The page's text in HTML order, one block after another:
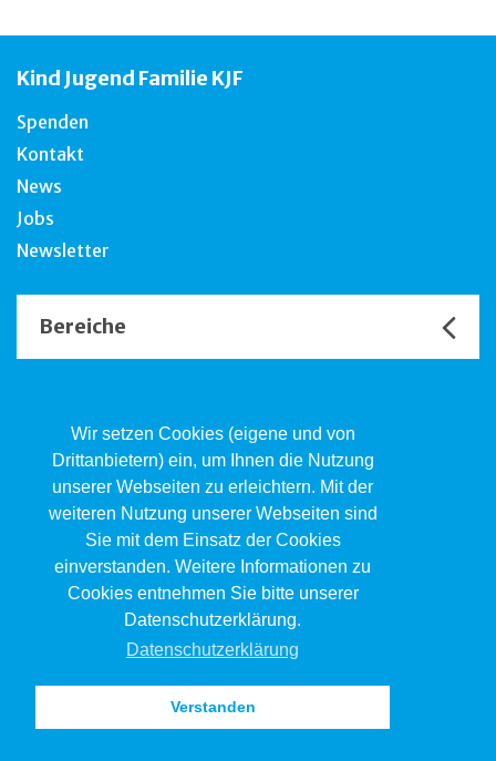
Wir setzen Cookies (eigene und von
Drittanbietern) ein, um Ihnen die Nutzung
unserer Webseiten zu erleichtern. Mit der
weiteren Nutzung unserer Webseiten sind
Sie mit dem Einsatz der Cookies
einverstanden. Weitere Informationen zu
Cookies entnehmen Sie bitte unserer
Datenschutzerklärung.
Datenschutzerklärung
Verstanden
Kind Jugend Familie KJF
Spenden
Kontakt
News
Jobs
Newsletter
Bereiche
Kind.Jugend.Familie KJF
Poststrasse 2, Postfach, 4410 Liestal
061 551 17 77
kjf@jsw.swiss